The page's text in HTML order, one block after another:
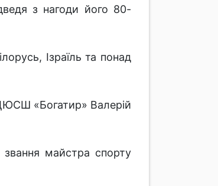
з нагоди його 80-
Ізраїль та понад
«Богатир» Валерій
майстра спорту